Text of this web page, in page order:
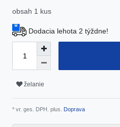
obsah 1 kus
Dodacia lehota 2 týždne!
želanie
* vr. ges. DPH. plus. Doprava